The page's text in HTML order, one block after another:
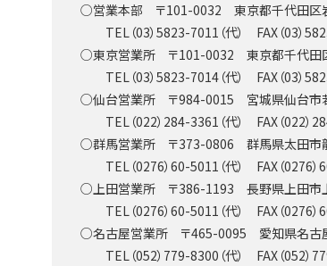
○営業本部 〒101-0032 東京都千代田区岩
TEL（03）5823-7011（代） FAX（03）
○東京営業所 〒101-0032 東京都千代田区
TEL（03）5823-7014（代） FAX（03）
○仙台営業所 〒984-0015 宮城県仙台市若
TEL（022）284-3361（代） FAX（022）
○群馬営業所 〒373-0806 群馬県太田市龍
TEL（0276）60-5011（代） FAX（0276）
○上田営業所 〒386-1193 長野県上田市
TEL（0276）60-5011（代） FAX（0276）
○名古屋営業所 〒465-0095 愛知県名古
TEL（052）779-8300（代） FAX（052）